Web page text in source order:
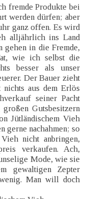
fremde Produkte bei
werden dürfen; aber
ganz offen. Es wird
alljährlich ins Land
gehen in die Fremde,
wie ich selbst die
besser als unser
Der Bauer zieht
aus dem Erlös
seiner Pacht
Gutsbesitzern
Jütländischem Vieh
gerne nachahmen; so
nicht anbringen,
verkaufen. Ach,
Mode, wie sie
gewaltigen Zepter
Man will doch